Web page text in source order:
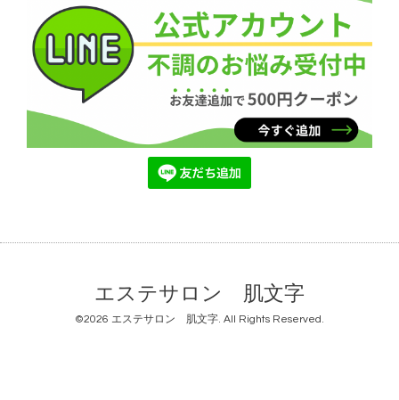
エステサロン 肌文字
©2026 エステサロン 肌文字. All Rights Reserved.